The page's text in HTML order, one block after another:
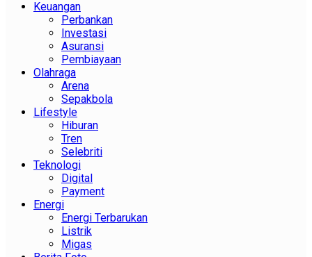
Keuangan
Perbankan
Investasi
Asuransi
Pembiayaan
Olahraga
Arena
Sepakbola
Lifestyle
Hiburan
Tren
Selebriti
Teknologi
Digital
Payment
Energi
Energi Terbarukan
Listrik
Migas